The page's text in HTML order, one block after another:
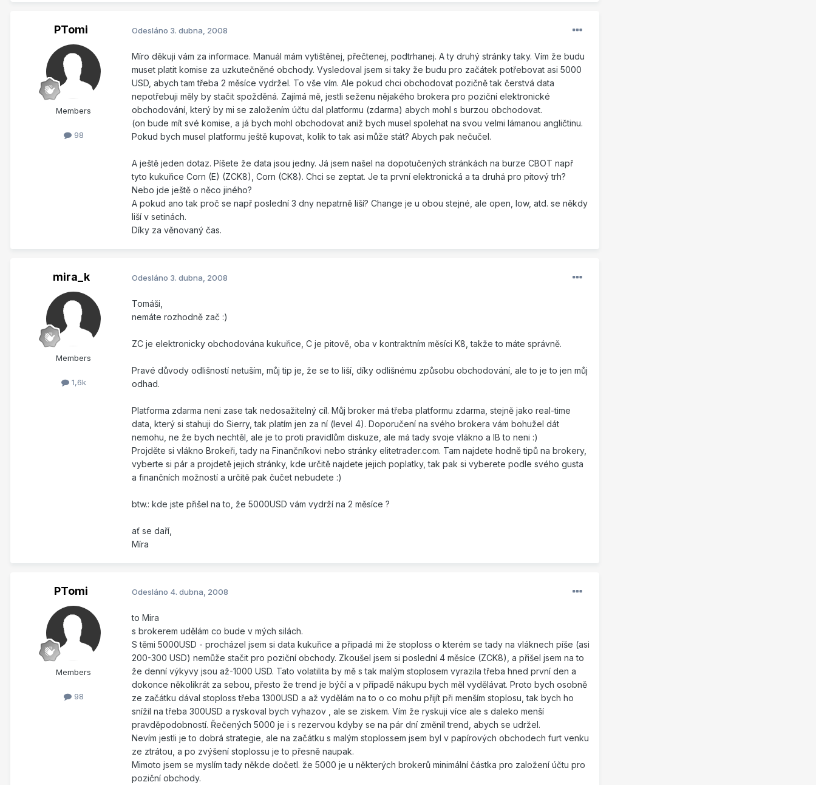
PTomi
Members
98
Odesláno 3. dubna, 2008
Míro děkuji vám za informace. Manuál mám vytištěnej, přečtenej, podtrhanej. A ty druhý stránky taky. Vím že budu
muset platit komise za uzkutečněné obchody. Vysledoval jsem si taky že budu pro začátek potřebovat asi 5000
USD, abych tam třeba 2 měsíce vydržel. To vše vím. Ale pokud chci obchodovat pozičně tak čerstvá data
nepotřebuji měly by stačit spožděná. Zajímá mě, jestli seženu nějakého brokera pro poziční elektronické
obchodování, který by mi se založením účtu dal platformu (zdarma) abych mohl s burzou obchodovat.
(on bude mít své komise, a já bych mohl obchodovat aniž bych musel spolehat na svou velmi lámanou angličtinu.
Pokud bych musel platformu ještě kupovat, kolik to tak asi může stát? Abych pak nečučel.
A ještě jeden dotaz. Píšete že data jsou jedny. Já jsem našel na dopotučených stránkách na burze CBOT např
tyto kukuřice Corn (E) (ZCK8), Corn (CK8). Chci se zeptat. Je ta první elektronická a ta druhá pro pitový trh?
Nebo jde ještě o něco jiného?
A pokud ano tak proč se např poslední 3 dny nepatrně liší? Change je u obou stejné, ale open, low, atd. se někdy
liší v setinách.
Díky za věnovaný čas.
mira_k
Members
1,6k
Odesláno 3. dubna, 2008
Tomáši,
nemáte rozhodně zač :)
ZC je elektronicky obchodována kukuřice, C je pitově, oba v kontraktním měsíci K8, takže to máte správně.
Pravé důvody odlišností netuším, můj tip je, že se to liší, díky odlišnému způsobu obchodování, ale to je to jen můj
odhad.
Platforma zdarma neni zase tak nedosažitelný cíl. Můj broker má třeba platformu zdarma, stejně jako real-time
data, který si stahuji do Sierry, tak platím jen za ní (level 4). Doporučení na svého brokera vám bohužel dát
nemohu, ne že bych nechtěl, ale je to proti pravidlům diskuze, ale má tady svoje vlákno a IB to neni :)
Projděte si vlákno Brokeři, tady na Finančníkovi nebo stránky elitetrader.com. Tam najdete hodně tipů na brokery,
vyberte si pár a projdetě jejich stránky, kde určitě najdete jejich poplatky, tak pak si vyberete podle svého gusta
a finančních možností a určitě pak čučet nebudete :)
btw.: kde jste přišel na to, že 5000USD vám vydrží na 2 měsíce ?
ať se daří,
Míra
PTomi
Members
98
Odesláno 4. dubna, 2008
to Mira
s brokerem udělám co bude v mých silách.
S těmi 5000USD - procházel jsem si data kukuřice a připadá mi že stoploss o kterém se tady na vláknech píše (asi
200-300 USD) nemůže stačit pro poziční obchody. Zkoušel jsem si poslední 4 měsíce (ZCK8), a přišel jsem na to
že denní výkyvy jsou až-1000 USD. Tato volatilita by mě s tak malým stoplosem vyrazila třeba hned první den a
dokonce několikrát za sebou, přesto že trend je býčí a v případě nákupu bych měl vydělávat. Proto bych osobně
ze začátku dával stoploss třeba 1300USD a až vydělám na to o co mohu přijít při menším stoplosu, tak bych ho
snížil na třeba 300USD a ryskoval bych vyhazov , ale se ziskem. Vím že ryskuji více ale s daleko menší
pravděpodobností. Řečených 5000 je i s rezervou kdyby se na pár dní změnil trend, abych se udržel.
Nevím jestli je to dobrá strategie, ale na začátku s malým stoplossem jsem byl v papírových obchodech furt venku
ze ztrátou, a po zvýšení stoplossu je to přesně naupak.
Mimoto jsem se myslím tady někde dočetl. že 5000 je u některých brokerů minimální částka pro založení účtu pro
poziční obchody.